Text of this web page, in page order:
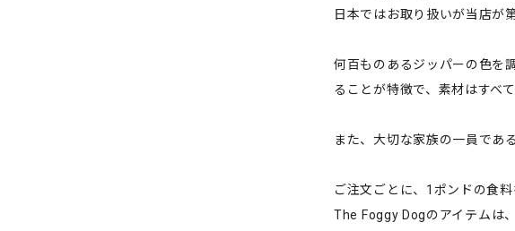
日本ではお取り扱いが当店が
何百ものあるジッパーの色を
ることが特徴で、素材はすべ
また、大切な家族の一員であ
ご注文ごとに、1ポンドの食
The Foggy Dogのアイテムは